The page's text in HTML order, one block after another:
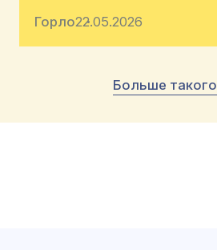
Горло22.05.2026
Больше такого